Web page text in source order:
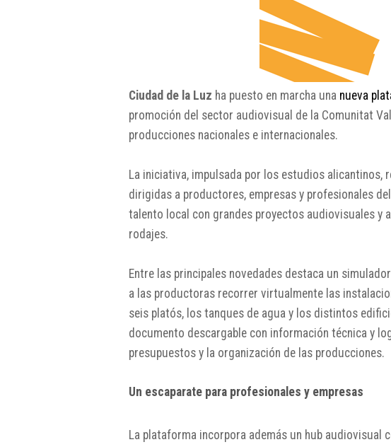
Ciudad de la Luz ha puesto en marcha una nueva
promoción del sector audiovisual de la Comunitat
producciones nacionales e internacionales.
La iniciativa, impulsada por los estudios alicantinos,
dirigidas a productores, empresas y profesionales
talento local con grandes proyectos audiovisuales y
rodajes.
Entre las principales novedades destaca un
a las productoras recorrer virtualmente las
seis platós, los tanques de agua y los distintos
documento descargable con información técnica y
presupuestos y la organización de las producciones.
Un escaparate para profesionales y empresas
La plataforma incorpora además un hub audiovisual